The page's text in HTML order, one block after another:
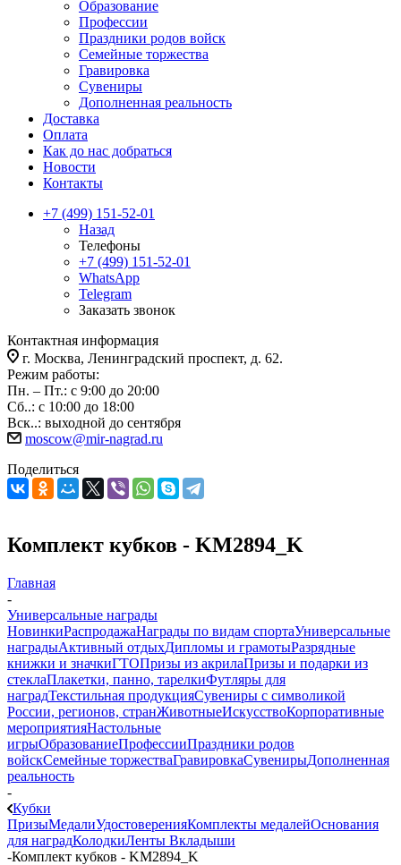
Образование
Профессии
Праздники родов войск
Семейные торжества
Гравировка
Сувениры
Дополненная реальность
Доставка
Оплата
Как до нас добраться
Новости
Контакты
+7 (499) 151-52-01
Назад
Телефоны
+7 (499) 151-52-01
WhatsApp
Telegram
Заказать звонок
Контактная информация
г. Москва, Ленинградский проспект, д. 62.
Режим работы:
Пн. – Пт.: с 9:00 до 20:00
Сб..: с 10:00 до 18:00
Вск..: выходной до сентября
moscow@mir-nagrad.ru
Поделиться
Комплект кубков - KM2894_K
Главная
-
Универсальные награды
НовинкиРаспродажаНаграды по видам спортаУниверсальные
наградыАктивный отдыхДипломы и грамотыРазрядные
книжки и значкиГТОПризы из акрилаПризы и подарки из
стеклаПлакетки, панно, тарелкиФутляры для
наградТекстильная продукцияСувениры с символикой
России, регионов, странЖивотныеИскусствоКорпоративные
мероприятияНастольные
игрыОбразованиеПрофессииПраздники родов
войскСемейные торжестваГравировкаСувенирыДополненная
реальность
-
Кубки
ПризыМедалиУдостоверенияКомплекты медалейОснования
для наградКолодкиЛенты Вкладыши
-Комплект кубков - KM2894_K